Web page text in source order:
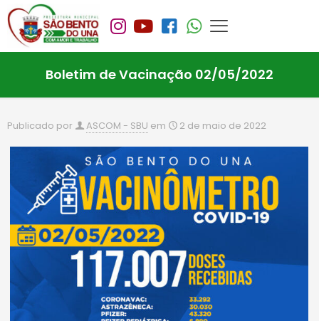
Boletim de Vacinação 02/05/2022
Publicado por ASCOM - SBU em 2 de maio de 2022